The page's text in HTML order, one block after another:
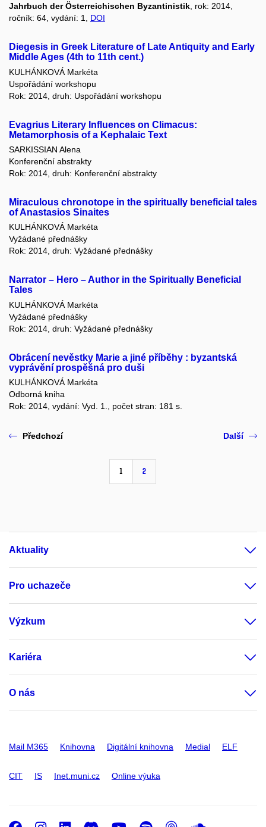
Jahrbuch der Österreichischen Byzantinistik, rok: 2014,
ročník: 64, vydání: 1, DOI
Diegesis in Greek Literature of Late Antiquity and Early
Middle Ages (4th to 11th cent.)
KULHÁNKOVÁ Markéta
Uspořádání workshopu
Rok: 2014, druh: Uspořádání workshopu
Evagrius Literary Influences on Climacus:
Metamorphosis of a Kephalaic Text
SARKISSIAN Alena
Konferenční abstrakty
Rok: 2014, druh: Konferenční abstrakty
Miraculous chronotope in the spiritually beneficial tales
of Anastasios Sinaites
KULHÁNKOVÁ Markéta
Vyžádané přednášky
Rok: 2014, druh: Vyžádané přednášky
Narrator – Hero – Author in the Spiritually Beneficial
Tales
KULHÁNKOVÁ Markéta
Vyžádané přednášky
Rok: 2014, druh: Vyžádané přednášky
Obrácení nevěstky Marie a jiné příběhy : byzantská
vyprávění prospěšná pro duši
KULHÁNKOVÁ Markéta
Odborná kniha
Rok: 2014, vydání: Vyd. 1., počet stran: 181 s.
Předchozí
1 2
Další
Aktuality
Pro uchazeče
Výzkum
Kariéra
O nás
Mail M365 Knihovna Digitální knihovna Medial ELF
CIT IS Inet.muni.cz Online výuka